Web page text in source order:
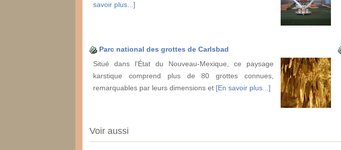
savoir plus...]
Parc national des grottes de Carlsbad
Situé dans l'État du Nouveau-Mexique, ce paysage
karstique comprend plus de 80 grottes connues,
remarquables par leurs dimensions et [En savoir plus...]
Voir aussi